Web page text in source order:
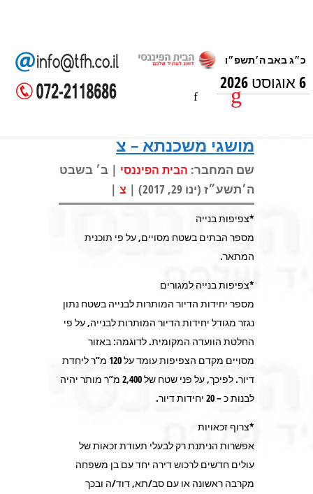
6 אוגוסט 2026
מושגי משכנתא – צ
שם המחבר: הבית הפיננסי | ב׳ בשבט
ה׳תשע״ז (ינו 29, 2017) |
צ |
*צפיפות בנייה
מספר הבתים בשטח מסויים, על פי תוכנית
המתאר.
*צפיפות בנייה למגורים
מספר יחידות הדיור המותרות לבנייה בשטח נתון
נגזר מגודל יחידות הדיור המותרות לבנייה, על פי
החלטת הוועדה המקומית. לדוגמה: באזור
מסויים מקדם הצפיפות עומד על 120 מ”ר ליחדת
דיור. לפיכך, על פני שטח של 2,400 מ”ר מותר יהיה
לבנות כ – 20 יחידות דיור.
*צרוף זכאויות
אפשרות הניתנת רק לבעלי תעודת זכאות של
עולים חדשים לרכוש דירה יחד עם בן משפחה
מקרבה ראשונה או עם סב/תא, דוד/ה ובכך